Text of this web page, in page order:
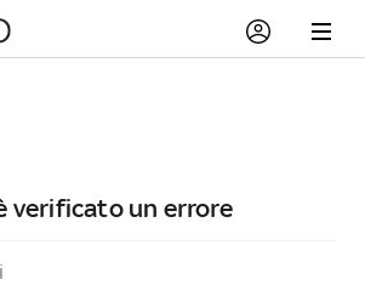
verificato un errore